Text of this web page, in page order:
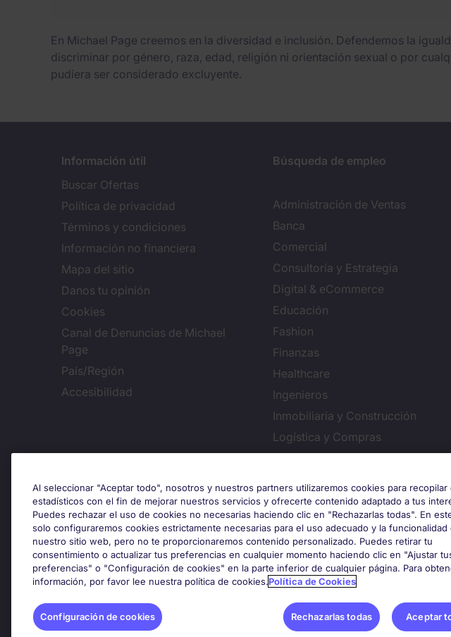
En Michael Page creemos en la diversidad e inclusión. Defendemos la
discriminar por género, raza, edad, religión ni orientación sexual o por
pudiera ser considerado excluyente.
Información útil
Buscar Ofertas
Política de privacidad
Términos y condiciones
Información no financiera
Mapa del sitio
Danos tu opinión
Cookies
Canal de Denuncias de Michael
Page
País/Región
Accesibilidad
Búsqueda de empleo
Administración de Ventas
Banca
Comercial
Consultoría y Estrategia
Digital & eCommerce
Educación
Fashion
Finanzas
Healthcare
Ingenieros
Inmobiliaria y Construcción
Logística y Compras
Configuración de cookies
Premios y certificaciones
Al seleccionar "Aceptar todo", nosotros y nuestros partners utilizaremos cookies para recopilar
estadísticos con el fin de mejorar nuestros servicios y ofrecerte contenido adaptado a tus
Puedes rechazar el uso de cookies no necesarias haciendo clic en "Rechazarlas todas". En
solo configuraremos cookies estrictamente necesarias para el uso adecuado y la funcionalidad
nuestro sitio web, pero no te proporcionaremos contenido personalizado. Puedes retirar tu
consentimiento o actualizar tus preferencias en cualquier momento haciendo clic en "Ajustar
preferencias" o "Configuración de cookies" en la parte inferior de cualquier página. Para
información, por favor lee nuestra política de cookies.Política de Cookies
Configuración de cookies Rechazarlas todas Aceptar